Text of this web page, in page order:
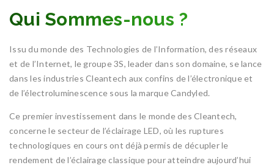
Qui Sommes-nous ?
Issu du monde des Technologies de l’Information, des réseaux
et de l’Internet, le groupe 3S, leader dans son domaine, se lance
dans les industries Cleantech aux confins de l’électronique et
de l’électroluminescence sous la marque Candyled.
Ce premier investissement dans le monde des Cleantech,
concerne le secteur de l’éclairage LED, où les ruptures
technologiques en cours ont déjà permis de décupler le
rendement de l’éclairage classique pour atteindre aujourd’hui